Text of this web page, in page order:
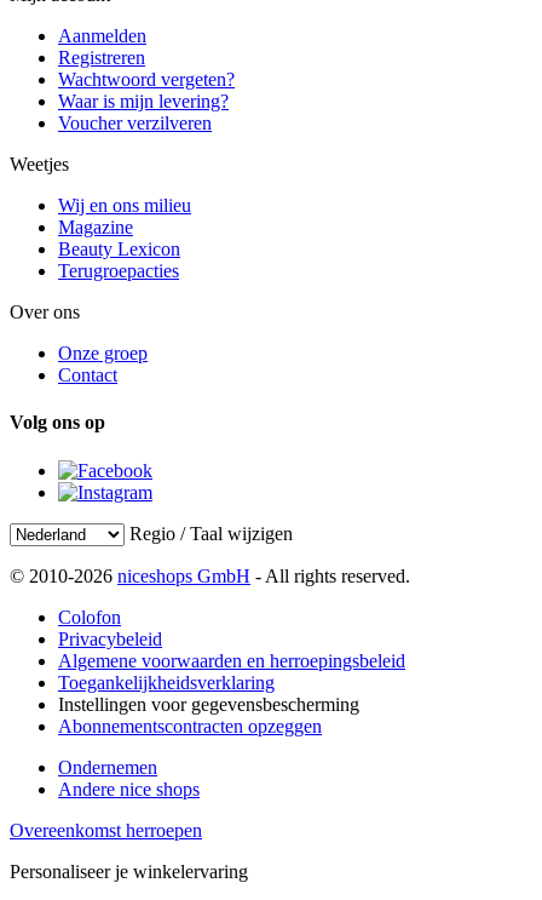
Aanmelden
Registreren
Wachtwoord vergeten?
Waar is mijn levering?
Voucher verzilveren
Weetjes
Wij en ons milieu
Magazine
Beauty Lexicon
Terugroepacties
Over ons
Onze groep
Contact
Volg ons op
Regio / Taal wijzigen
© 2010-2026 niceshops GmbH - All rights reserved.
Colofon
Privacybeleid
Algemene voorwaarden en herroepingsbeleid
Toegankelijkheidsverklaring
Instellingen voor gegevensbescherming
Abonnementscontracten opzeggen
Ondernemen
Andere nice shops
Overeenkomst herroepen
Personaliseer je winkelervaring